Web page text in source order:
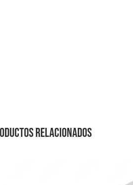
relacionados